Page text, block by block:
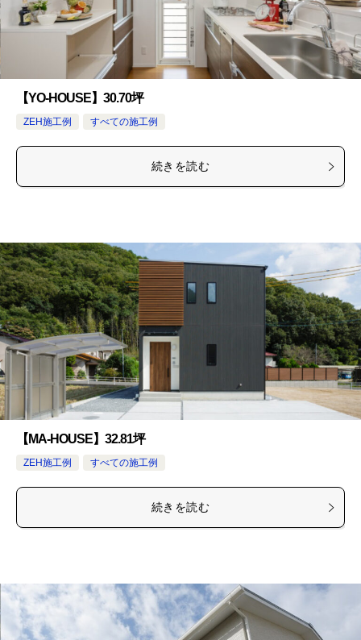
【YO-HOUSE】30.70坪
ZEH施工例 すべての施工例
続きを読む
【MA-HOUSE】32.81坪
ZEH施工例 すべての施工例
続きを読む